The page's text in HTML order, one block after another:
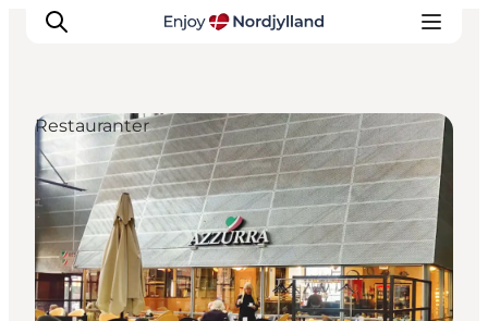
Oplevelser og aktiviteter
Planlæg din tur
Byer og steder
Guides
Det sker
Restauranter